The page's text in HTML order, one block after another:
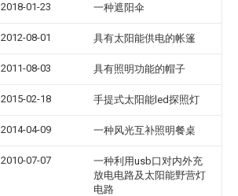
2018-01-23 一种遮阳伞
2012-08-01 具有太阳能供电的帐篷
2011-08-03 具有照明功能的帽子
2015-02-18 手提式太阳能led探照灯
2014-04-09 一种风光互补照明餐桌
2010-07-07
一种利用usb口对内外充
放电电路及太阳能野营灯
电路